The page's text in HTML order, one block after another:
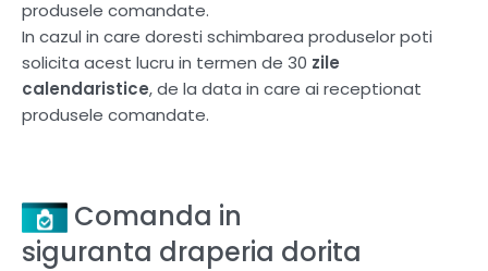
produsele comandate.
In cazul in care doresti schimbarea produselor poti
solicita acest lucru in termen de 30 zile
calendaristice, de la data in care ai receptionat
produsele comandate.
Comanda in
siguranta draperia dorita